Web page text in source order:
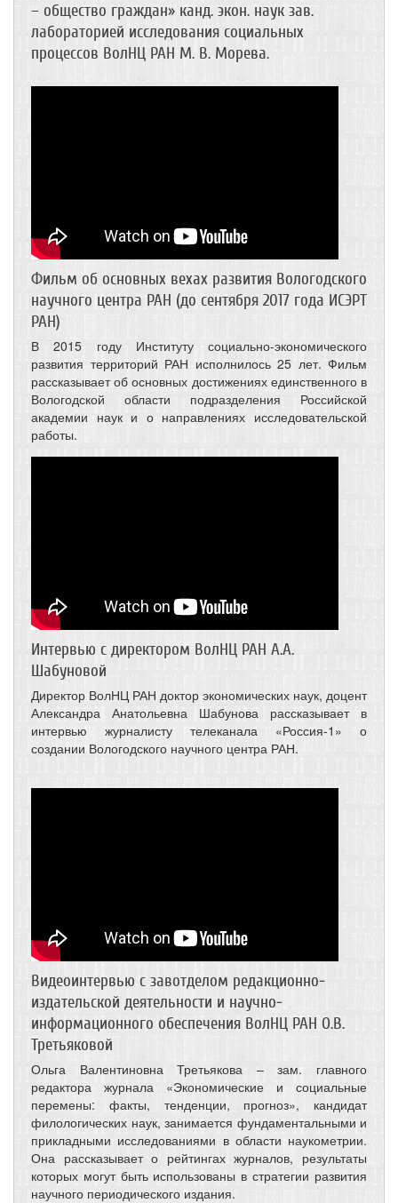
– общество граждан» канд. экон. наук зав.
лабораторией исследования социальных
процессов ВолНЦ РАН М. В. Морева.
Фильм об основных вехах развития Вологодского
научного центра РАН (до сентября 2017 года ИСЭРТ
РАН)
В 2015 году Институту социально-экономического
развития территорий РАН исполнилось 25 лет. Фильм
рассказывает об основных достижениях единственного в
Вологодской области подразделения Российской
академии наук и о направлениях исследовательской
работы.
Интервью с директором ВолНЦ РАН А.А.
Шабуновой
Директор ВолНЦ РАН доктор экономических наук, доцент
Александра Анатольевна Шабунова рассказывает в
интервью журналисту телеканала «Россия-1» о
создании Вологодского научного центра РАН.
Видеоинтервью с завотделом редакционно-
издательской деятельности и научно-
информационного обеспечения ВолНЦ РАН О.В.
Третьяковой
Ольга Валентиновна Третьякова – зам. главного
редактора журнала «Экономические и социальные
перемены: факты, тенденции, прогноз», кандидат
филологических наук, занимается фундаментальными и
прикладными исследованиями в области наукометрии.
Она рассказывает о рейтингах журналов, результаты
которых могут быть использованы в стратегии развития
научного периодического издания.